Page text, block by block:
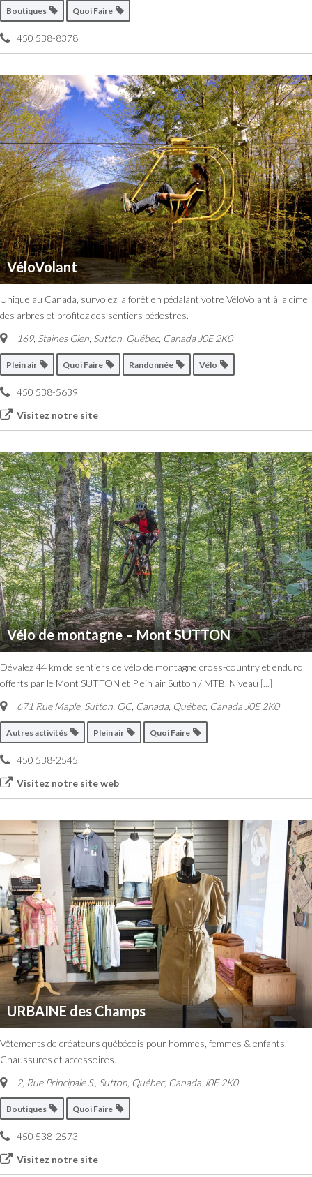
Boutiques Quoi Faire
450 538-8378
VéloVolant
Unique au Canada, survolez la forêt en pédalant votre VéloVolant à la cime
des arbres et profitez des sentiers pédestres.
169, Staines Glen, Sutton Québec, Canada J0E 2K0
Plein air Quoi Faire Randonnée Vélo
450 538-5639
Visitez notre site
Vélo de montagne – Mont SUTTON
Dévalez 44 km de sentiers de vélo de montagne cross-country et enduro
offerts par le Mont SUTTON et Plein air Sutton / MTB. Niveau [...]
671 Rue Maple, Sutton, QC, Canada Québec, Canada J0E 2K0
Autres activités Plein air Quoi Faire
450 538-2545
Visitez notre site web
URBAINE des Champs
Vêtements de créateurs québécois pour hommes, femmes & enfants.
Chaussures et accessoires.
2, Rue Principale S. Sutton, Québec, Canada J0E 2K0
Boutiques Quoi Faire
450 538-2573
Visitez notre site